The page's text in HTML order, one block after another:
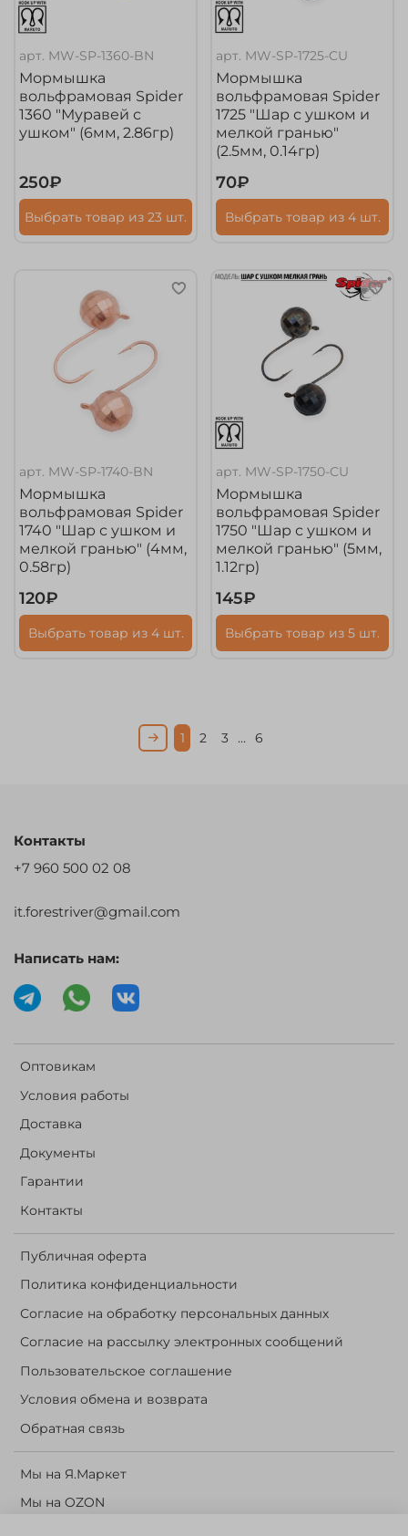
арт. MW-SP-1360-BN
Мормышка
вольфрамовая Spider
1360 "Муравей с
ушком" (6мм, 2.86гр)
250₽
Выбрать товар из 23 шт.
арт. MW-SP-1725-CU
Мормышка
вольфрамовая Spider
1725 "Шар с ушком и
мелкой гранью"
(2.5мм, 0.14гр)
70₽
Выбрать товар из 4 шт.
арт. MW-SP-1740-BN
Мормышка
вольфрамовая Spider
1740 "Шар с ушком и
мелкой гранью" (4мм,
0.58гр)
120₽
Выбрать товар из 4 шт.
арт. MW-SP-1750-CU
Мормышка
вольфрамовая Spider
1750 "Шар с ушком и
мелкой гранью" (5мм,
1.12гр)
145₽
Выбрать товар из 5 шт.
1 2 3 … 6
Оптовикам
Условия работы
Доставка
Документы
Гарантии
Контакты
Публичная оферта
Политика конфиденциальности
Согласие на обработку персональных данных
Согласие на рассылку электронных сообщений
Пользовательское соглашение
Условия обмена и возврата
Обратная связь
Мы на Я.Маркет
Мы на OZON
Контакты
+7 960 500 02 08
it.forestriver@gmail.com
Написать нам: